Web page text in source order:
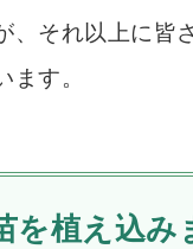
、それ以上に皆
ます。
を植え込み